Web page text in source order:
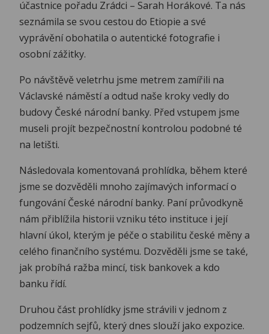
účastnice pořadu Zrádci – Sarah Horákové. Ta nás
seznámila se svou cestou do Etiopie a své
vyprávění obohatila o autentické fotografie i
osobní zážitky.
Po návštěvě veletrhu jsme metrem zamířili na
Václavské náměstí a odtud naše kroky vedly do
budovy České národní banky. Před vstupem jsme
museli projít bezpečnostní kontrolou podobné té
na letišti.
Následovala komentovaná prohlídka, během které
jsme se dozvěděli mnoho zajímavých informací o
fungování České národní banky. Paní průvodkyně
nám přiblížila historii vzniku této instituce i její
hlavní úkol, kterým je péče o stabilitu české měny a
celého finančního systému. Dozvěděli jsme se také,
jak probíhá ražba mincí, tisk bankovek a kdo
banku řídí.
Druhou část prohlídky jsme strávili v jednom z
podzemních sejfů, který dnes slouží jako expozice.